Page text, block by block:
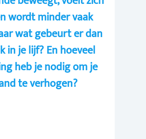
wordt minder vaak
wat gebeurt er dan
in je lijf? En hoeveel
heb je nodig om je
te verhogen?